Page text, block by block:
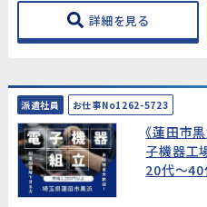
詳細を見る
派遣社員 お仕事No1262-5723
《蓮田市
子機器工
20代～40